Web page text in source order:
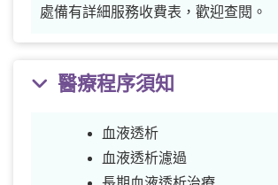
處備有詳細服務收費表，歡迎查閱。
醫療程序須知
血液透析
血液透析濾過